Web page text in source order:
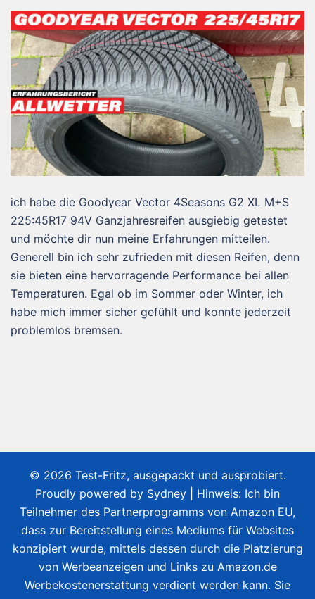
ich habe die Goodyear Vector 4Seasons G2 XL M+S
225:45R17 94V Ganzjahresreifen ausgiebig getestet
und möchte dir nun meine Erfahrungen mitteilen.
Generell bin ich sehr zufrieden mit diesen Reifen, denn
sie bieten eine hervorragende Performance bei allen
Temperaturen. Egal ob im Sommer oder Winter, ich
habe mich immer sicher gefühlt und konnte jederzeit
problemlos bremsen.
© 2026 Test-Fritz, ausgepackt und ausprobiert.
Proudly powered by Sydney | Hinweis: Ich bin
Teilnehmer des Partnerprogramms von Amazon EU,
dass zur Bereitstellung eines Mediums für Websites
konzipiert wurde, mittels dessen durch die Platzierung
von Werbeanzeigen und Links zu Amazon.de
Werbekostenerstattung verdient werden kann. Sie